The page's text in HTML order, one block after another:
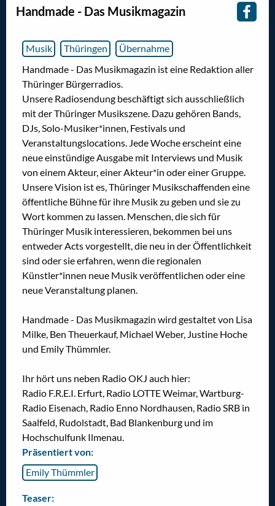
Handmade - Das Musikmagazin
Musik Thüringen
Übernahme
Handmade - Das Musikmagazin ist eine Redaktion aller
Thüringer Bürgerradios.
Unsere Radiosendung beschäftigt sich ausschließlich
mit der Thüringer Musikszene. Dazu gehören Bands,
DJs, Solo-Musiker*innen, Festivals und
Veranstaltungslocations. Jede Woche erscheint eine
neue einstündige Ausgabe mit Interviews und Musik
von einem Akteur, einer Akteur*in oder einer Gruppe.
Unsere Vision ist es, Thüringer Musikschaffenden eine
öffentliche Bühne für ihre Musik zu geben und sie zu
Wort kommen zu lassen. Menschen, die sich für
Thüringer Musik interessieren, bekommen bei uns
entweder Acts vorgestellt, die neu in der Öffentlichkeit
sind oder sie erfahren, wenn die regionalen
Künstler*innen neue Musik veröffentlichen oder eine
neue Veranstaltung planen.
Handmade - Das Musikmagazin wird gestaltet von Lisa
Milke, Ben Theuerkauf, Michael Weber, Justine Hoche
und Emily Thümmler.
Ihr hört uns neben Radio OKJ auch hier:
Radio F.R.E.I. Erfurt, Radio LOTTE Weimar, Wartburg-
Radio Eisenach, Radio Enno Nordhausen, Radio SRB in
Saalfeld, Rudolstadt, Bad Blankenburg und im
Hochschulfunk Ilmenau.
Präsentiert von:
Emily Thümmler
Teaser: